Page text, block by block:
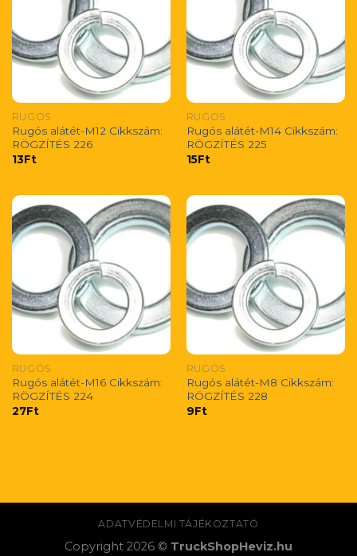
RUGÓS
Rugós alátét-M12 Cikkszám:
RÖGZÍTÉS 226
13Ft
RUGÓS
Rugós alátét-M14 Cikkszám:
RÖGZÍTÉS 225
15Ft
RUGÓS
Rugós alátét-M16 Cikkszám:
RÖGZÍTÉS 224
27Ft
RUGÓS
Rugós alátét-M8 Cikkszám:
RÖGZÍTÉS 228
9Ft
ADATVÉDELMI TÁJÉKOZTATÓ
Copyright 2026 © TruckShopHeviz.hu